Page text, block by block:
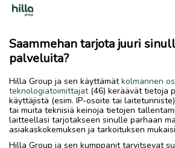
sähköposti
Mainosratkaisut ja
Mediamyynti:
mainostajalle.hillagroup.fi/
anomat
Saammehan tarjota juuri
palveluita?
Hilla Group ja sen käyttämätkolmannen
teknologiatoimittajat(46) keräävät tietoja
käyttäjistä (esim. IP-osoite tai
tai muita teknisiä keinoja tietojen
laitteellasi tarjotakseen sinulle parhaan
asiakaskokemuksen ja tarkoituksen
Hilla Group ja sen kumppanit tarvitsevat